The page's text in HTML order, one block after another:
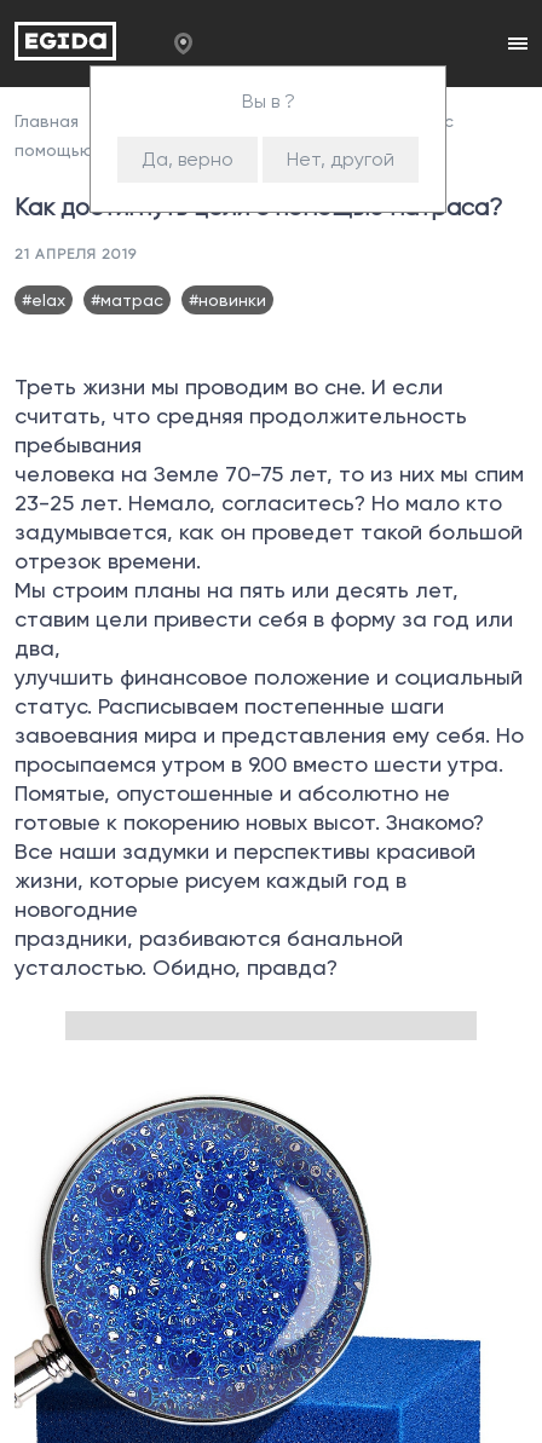
Вы в ?
Да, верно Нет, другой
Главная
Как достигнуть цели с
помощью матраса?
Как достигнуть цели с помощью матраса?
21 АПРЕЛЯ 2019
#elax #матрас #новинки
Треть жизни мы проводим во сне. И если
считать, что средняя продолжительность
пребывания
человека на Земле 70-75 лет, то из них мы спим
23-25 лет. Немало, согласитесь? Но мало кто
задумывается, как он проведет такой большой
отрезок времени.
Мы строим планы на пять или десять лет,
ставим цели привести себя в форму за год или
два,
улучшить финансовое положение и социальный
статус. Расписываем постепенные шаги
завоевания мира и представления ему себя. Но
просыпаемся утром в 9.00 вместо шести утра.
Помятые, опустошенные и абсолютно не
готовые к покорению новых высот. Знакомо?
Все наши задумки и перспективы красивой
жизни, которые рисуем каждый год в
новогодние
праздники, разбиваются банальной
усталостью. Обидно, правда?